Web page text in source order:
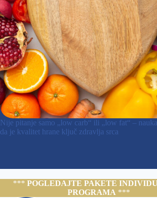
Nije pitanje samo „low carb“ ili „low fat“ –
da je kvalitet hrane ključ zdravlja srca
*** POGLEDAJTE PAKETE
PROGRAMA ***